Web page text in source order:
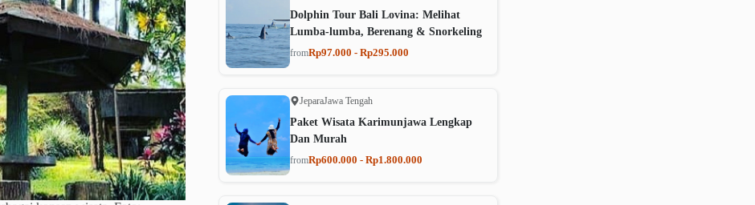
Dolphin Tour Bali Lovina: Melihat
Lumba-lumba, Berenang & Snorkeling
fromRp97.000 - Rp295.000
JeparaJawa Tengah
Paket Wisata Karimunjawa Lengkap
Dan Murah
fromRp600.000 - Rp1.800.000